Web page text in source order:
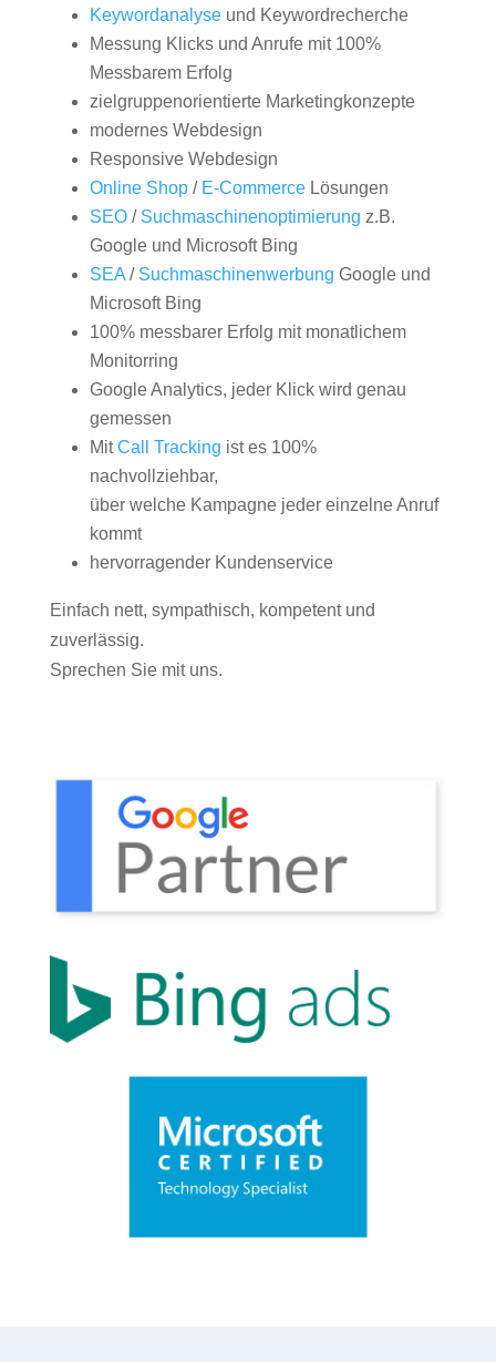
Keywordanalyseund Keywordrecherche
Messung Klicks und Anrufe mit 100%
Messbarem Erfolg
zielgruppenorientierte Marketingkonzepte
modernes Webdesign
Responsive Webdesign
Online Shop/ E-CommerceLösungen
SEO/ Suchmaschinenoptimierung z.B.
Google und Microsoft Bing
SEA/ Suchmaschinenwerbung Google und
Microsoft Bing
100% messbarer Erfolg mit monatlichem
Monitorring
Google Analytics, jeder Klick wird genau
gemessen
MitCall Tracking ist es 100%
nachvollziehbar,
über welche Kampagne jeder einzelne Anruf
kommt
hervorragender Kundenservice
Einfach nett, sympathisch, kompetent und
zuverlässig.
Sprechen Sie mit uns.